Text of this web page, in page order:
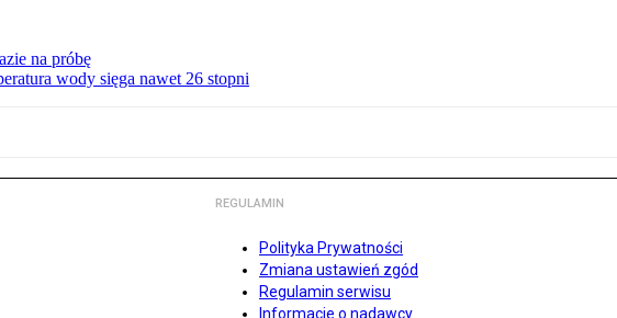
na próbę
wody sięga nawet 26 stopni
REGULAMIN
Polityka Prywatności
Zmiana ustawień zgód
Regulamin serwisu
Informacje o nadawcy